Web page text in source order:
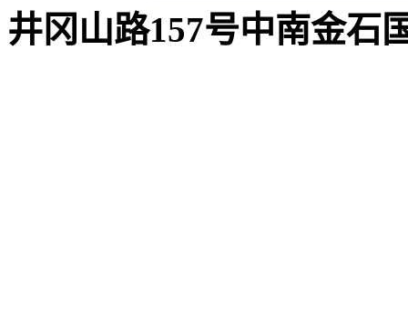
井冈山路157号中南金石